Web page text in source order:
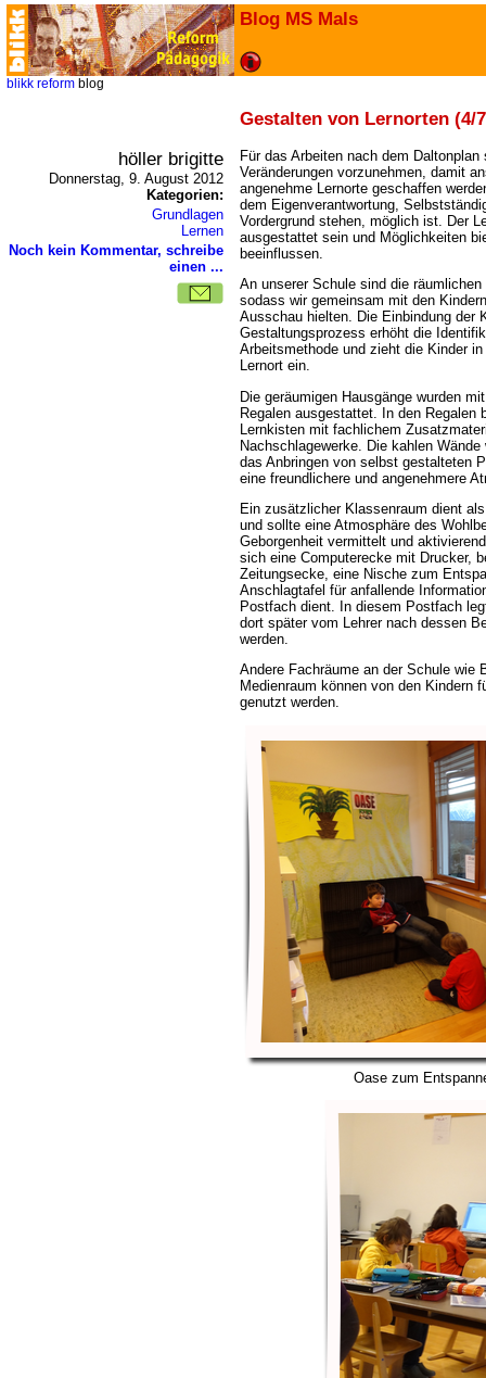
Blog MS Mals
blikk reform blog
Gestalten von Lernorten (4/
höller brigitte
Donnerstag, 9. August 2012
Kategorien:
Grundlagen
Lernen
Noch kein Kommentar, schreibe
einen ...
Für das Arbeiten nach dem
Veränderungen vorzunehmen, damit
angenehme Lernorte geschaffen
dem Eigenverantwortung,
Vordergrund stehen, möglich ist. Der
ausgestattet sein und Möglichkeiten
beeinflussen.
An unserer Schule sind die
sodass wir gemeinsam mit den
Ausschau hielten. Die Einbindung der
Gestaltungsprozess erhöht die
Arbeitsmethode und zieht die Kinder
Lernort ein.
Die geräumigen Hausgänge wurden
Regalen ausgestattet. In den Regalen
Lernkisten mit fachlichem
Nachschlagewerke. Die kahlen
das Anbringen von selbst gestalteten
eine freundlichere und angenehmere
Ein zusätzlicher Klassenraum dient
und sollte eine Atmosphäre des
Geborgenheit vermittelt und
sich eine Computerecke mit Drucker,
Zeitungsecke, eine Nische zum
Anschlagtafel für anfallende
Postfach dient. In diesem Postfach
dort später vom Lehrer nach dessen
werden.
Andere Fachräume an der Schule wie
Medienraum können von den Kindern
genutzt werden.
Oase zum